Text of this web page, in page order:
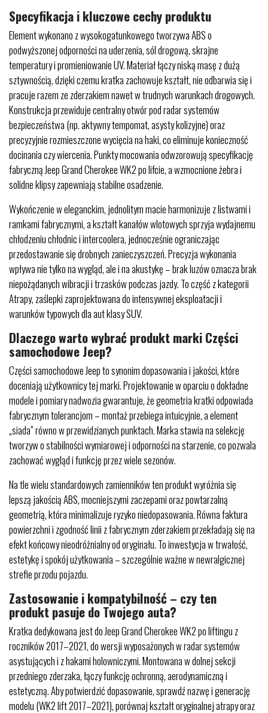
Specyfikacja i kluczowe cechy produktu
Element wykonano z wysokogatunkowego tworzywa ABS o
podwyższonej odporności na uderzenia, sól drogową, skrajne
temperatury i promieniowanie UV. Materiał łączy niską masę z dużą
sztywnością, dzięki czemu kratka zachowuje kształt, nie odbarwia się i
pracuje razem ze zderzakiem nawet w trudnych warunkach drogowych.
Konstrukcja przewiduje centralny otwór pod radar systemów
bezpieczeństwa (np. aktywny tempomat, asysty kolizyjne) oraz
precyzyjnie rozmieszczone wycięcia na haki, co eliminuje konieczność
docinania czy wiercenia. Punkty mocowania odwzorowują specyfikację
fabryczną Jeep Grand Cherokee WK2 po lifcie, a wzmocnione żebra i
solidne klipsy zapewniają stabilne osadzenie.
Wykończenie w eleganckim, jednolitym macie harmonizuje z listwami i
ramkami fabrycznymi, a kształt kanałów wlotowych sprzyja wydajnemu
chłodzeniu chłodnic i intercoolera, jednocześnie ograniczając
przedostawanie się drobnych zanieczyszczeń. Precyzja wykonania
wpływa nie tylko na wygląd, ale i na akustykę – brak luzów oznacza brak
niepożądanych wibracji i trzasków podczas jazdy. To część z kategorii
Atrapy, zaślepki zaprojektowana do intensywnej eksploatacji i
warunków typowych dla aut klasy SUV.
Dlaczego warto wybrać produkt marki Części
samochodowe Jeep?
Części samochodowe Jeep to synonim dopasowania i jakości, które
doceniają użytkownicy tej marki. Projektowanie w oparciu o dokładne
modele i pomiary nadwozia gwarantuje, że geometria kratki odpowiada
fabrycznym tolerancjom – montaż przebiega intuicyjnie, a element
„siada” równo w przewidzianych punktach. Marka stawia na selekcję
tworzyw o stabilności wymiarowej i odporności na starzenie, co pozwala
zachować wygląd i funkcję przez wiele sezonów.
Na tle wielu standardowych zamienników ten produkt wyróżnia się
lepszą jakością ABS, mocniejszymi zaczepami oraz powtarzalną
geometrią, która minimalizuje ryzyko niedopasowania. Równa faktura
powierzchni i zgodność linii z fabrycznym zderzakiem przekładają się na
efekt końcowy nieodróżnialny od oryginału. To inwestycja w trwałość,
estetykę i spokój użytkowania – szczególnie ważne w newralgicznej
strefie przodu pojazdu.
Zastosowanie i kompatybilność – czy ten
produkt pasuje do Twojego auta?
Kratka dedykowana jest do Jeep Grand Cherokee WK2 po liftingu z
roczników 2017–2021, do wersji wyposażonych w radar systemów
asystujących i z hakami holowniczymi. Montowana w dolnej sekcji
przedniego zderzaka, łączy funkcję ochronną, aerodynamiczną i
estetyczną. Aby potwierdzić dopasowanie, sprawdź nazwę i generację
modelu (WK2 lift 2017–2021), porównaj kształt oryginalnej atrapy oraz